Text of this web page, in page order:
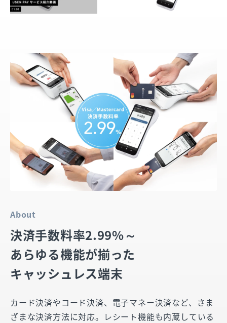
About
決済手数料率2.99%～
あらゆる機能が揃った
キャッシュレス端末
カード決済やコード決済、電子マネー決済など、さま
ざまな決済方法に対応。レシート機能も内蔵している